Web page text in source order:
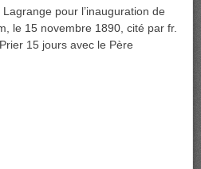
pour l’inauguration de
le 15 novembre 1890, cité par fr.
15 jours avec le Père